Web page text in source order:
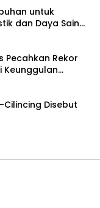
untuk
dan Daya Saing
Pecahkan Rekor
Keunggulan
Disebut